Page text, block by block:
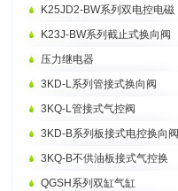
K25JD2-BW系列双电控电磁
K23J-BW系列截止式换向阀
压力继电器
3KD-L系列管接式换向阀
3KQ-L管接式气控阀
3KD-B系列板接式电控换向阀
3KQ-B不供油板接式气控换
QGSH系列双缸气缸